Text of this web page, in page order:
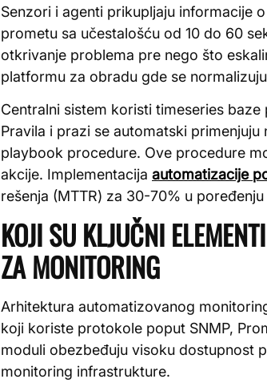
Senzori i agenti prikupljaju informacije
prometu sa učestalošću od 10 do 60
otkrivanje problema pre nego što
platformu za obradu gde se
Centralni sistem koristi timeseries
Pravila i prazi se automatski
playbook procedure. Ove procedure
akcije. Implementacija automatizacije
rešenja (MTTR) za 30-70% u
KOJI SU KLJUČNI
ZA MONITORING
Arhitektura automatizovanog
koji koriste protokole poput SNMP,
moduli obezbeđuju visoku dostupnost
monitoring infrastrukture.